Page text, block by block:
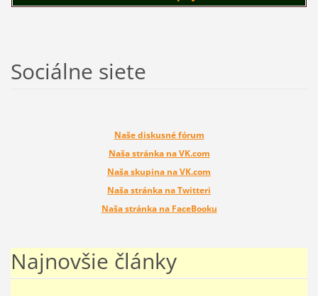
Sociálne siete
Naše diskusné fórum
Naša stránka na VK.com
Naša skupina na VK.com
Naša stránka na Twitteri
Naša stránka na FaceBooku
Najnovšie články